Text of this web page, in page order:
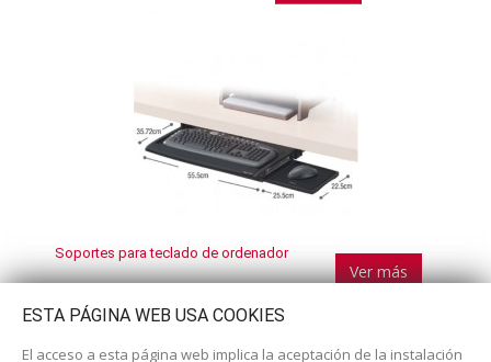
Soportes para teclado de ordenador
Ver más
ESTA PÁGINA WEB USA COOKIES
El acceso a esta página web implica la aceptación de la instalación